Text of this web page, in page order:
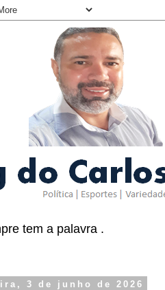
tem a palavra .
3 de junho de 2026